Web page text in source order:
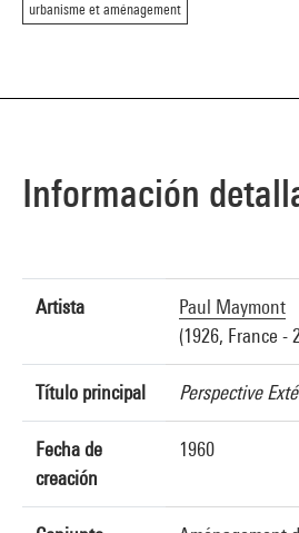
urbanisme et aménagement
Información
Artista
Paul Maymont
(1926, France -
Título principal Perspective
Fecha de
creación
1960